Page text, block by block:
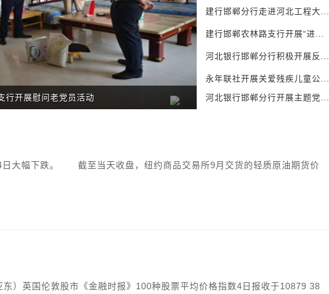
开展慰问老党员活动 夏季达
建行邯郸分行走进河北工程大...
建行邯郸农林路支行开展“进...
河北银行邯郸分行积极开展反...
永年联社开展关爱残疾儿童公...
河北银行邯郸分行开展主题党...
大幅下跌。 截至当天收盘，纽约商品交易所9月交货的轻质原油期货价
英国伦敦股市《金融时报》100种股票平均价格指数4日报收于10879 38